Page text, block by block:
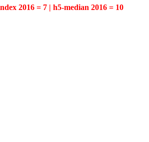
2016 = 7 | h5-median 2016 = 10